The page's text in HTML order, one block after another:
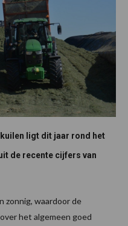
ligt dit jaar rond het
de recente cijfers van
zonnig, waardoor de
het algemeen goed